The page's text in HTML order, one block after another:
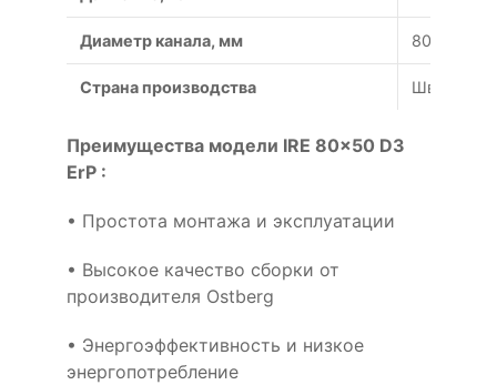
Диаметр канала, мм 800x504
Страна производства Швеция
Преимущества модели IRE 80x50 D3
ErP :
• Простота монтажа и эксплуатации
• Высокое качество сборки от
производителя Ostberg
• Энергоэффективность и низкое
энергопотребление